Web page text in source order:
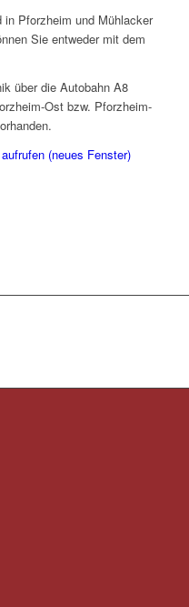
in Pforzheim und Mühlacker
Sie entweder mit dem
über die Autobahn A8
Ost bzw. Pforzheim-
(neues Fenster)